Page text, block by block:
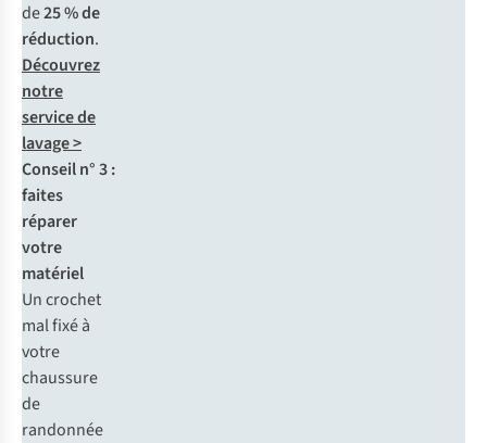
de25 % de
réduction.
Découvrez
notre
service de
lavage >
Conseil n° 3 :
faites
réparer
votre
matériel
Un crochet
mal fixé à
votre
chaussure
de
randonnée